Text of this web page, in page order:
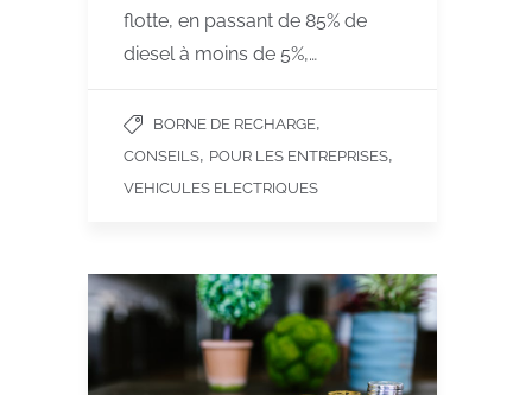
flotte, en passant de 85% de
diesel à moins de 5%,…
BORNE DE RECHARGE,
CONSEILS, POUR LES ENTREPRISES,
VEHICULES ELECTRIQUES